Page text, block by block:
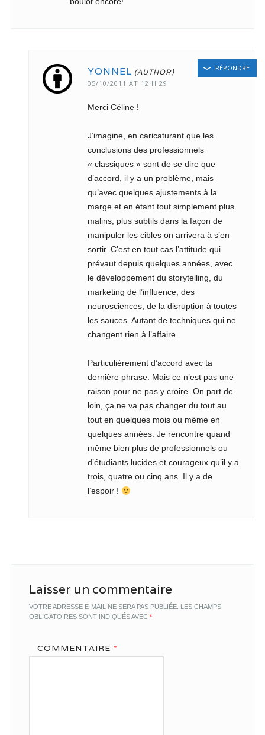
YONNEL
05/10/2011 AT 12 H 29
Merci Céline !
J’imagine, en caricaturant que les
conclusions des professionnels
« classiques » sont de se dire que
d’accord, il y a un problème, mais
qu’avec quelques ajustements à la
marge et en étant tout simplement plus
malins, plus subtils dans la façon de
manipuler les cibles on arrivera à s’en
sortir. C’est en tout cas l’attitude qui
prévaut depuis quelques années, avec
le développement du storytelling, du
marketing de l’influence, des
neurosciences, de la disruption à toutes
les sauces. Autant de techniques qui ne
changent rien à l’affaire.
Particulièrement d’accord avec ta
dernière phrase. Mais ce n’est pas une
raison pour ne pas y croire. On part de
loin, ça ne va pas changer du tout au
tout en quelques mois ou même en
quelques années. Je rencontre quand
même bien plus de professionnels ou
d’étudiants lucides et courageux qu’il y a
trois, quatre ou cinq ans. Il y a de
l’espoir !
RÉPONDRE
Laisser un commentaire
VOTRE ADRESSE E-MAIL NE SERA PAS PUBLIÉE.
LES CHAMPS
OBLIGATOIRES SONT INDIQUÉS AVEC *
COMMENTAIRE *